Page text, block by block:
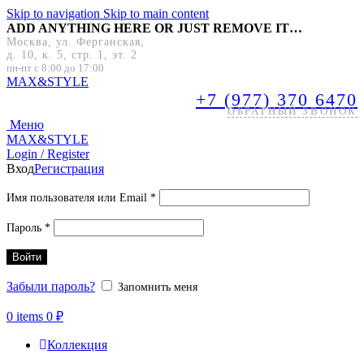
Skip to navigation Skip to main content
ADD ANYTHING HERE OR JUST REMOVE IT…
Москва, ул. Ферганская,
д. 10, к. 5, стр. 1, эт. 2
пн-пт с 8:00 до 17:00
MAX&STYLE
+7 (977) 370 6470
ОБРАТНЫЙ ЗВОНОК
Меню
MAX&STYLE
Login / Register
ВходРегистрация
Имя пользователя или Email *Обязательно
Пароль *Обязательно
Войти
Забыли пароль? Запомнить меня
0 items 0 ₽
Коллекция